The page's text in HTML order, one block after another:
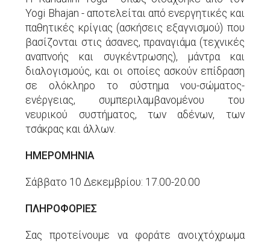
Yogi Bhajan - αποτελείται από ενεργητικές και
παθητικές κρίγιας (ασκήσεις εξαγνισμού) που
βασίζονται στις άσανες, πραναγιάμα (τεχνικές
αναπνοής και συγκέντρωσης), μάντρα και
διαλογισμούς, και οι οποίες ασκούν επίδραση
σε ολόκληρο το σύστημα νου-σώματος-
ενέργειας, συμπεριλαμβανομένου του
νευρικού συστήματος, των αδένων, των
τσάκρας και άλλων.
ΗΜΕΡΟΜΗΝΙΑ
Σάββατο 10 Δεκεμβρίου: 17.00-20.00
ΠΛΗΡΟΦΟΡΙΕΣ
Σας προτείνουμε να φοράτε ανοιχτόχρωμα